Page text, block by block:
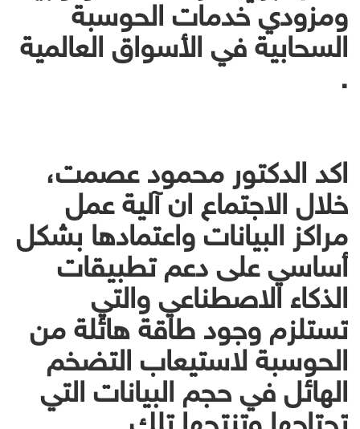
ومزودي خدمات الحوسبة
السحابية في الأسواق العالمية
.
اكد الدكتور محمود عصمت،
خلال الاجتماع ان آلية عمل
مراكز البيانات واعتمادها بشكل
أساسي على دعم تطبيقات
الذكاء الاصطناعي والتي
تستلزم وجود طاقة هائلة من
الحوسبة لاستيعاب التضخم
الهائل في حجم البيانات التي
تحتاجها وتنتجها تلك